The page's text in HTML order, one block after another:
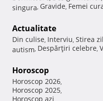
singura, Gravide, Femei
Actualitate
Din culise, Interviu, Stirea
autism, Despărţiri celebre,
Horoscop
Horoscop 2026,
Horoscop 2025,
Horoscop azi